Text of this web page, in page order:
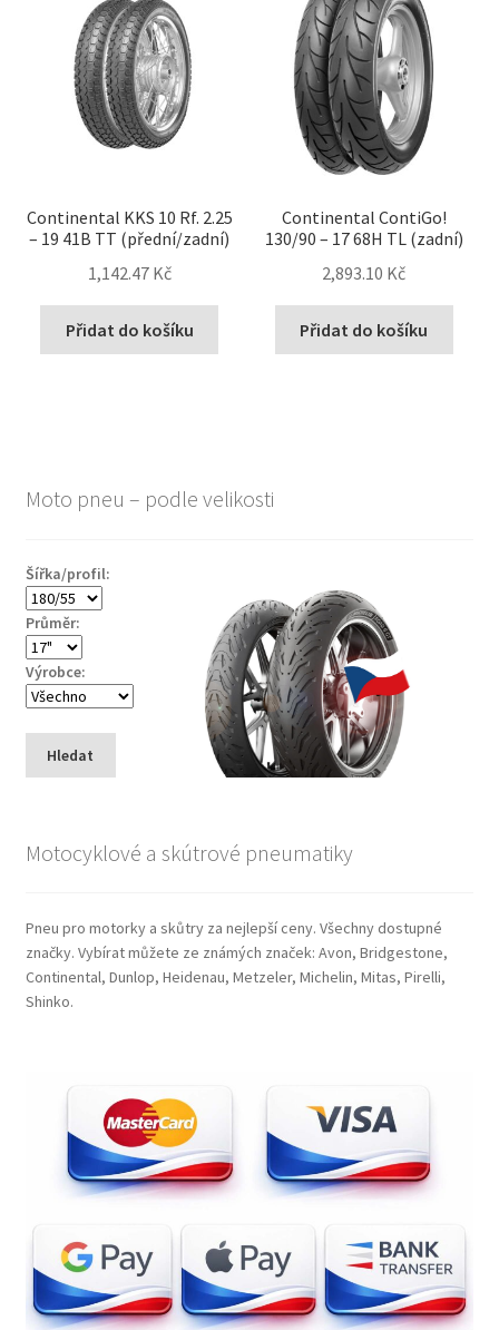
Continental KKS 10 Rf. 2.25
– 19 41B TT (přední/zadní)
1,142.47 Kč
Přidat do košíku
Continental ContiGo!
130/90 – 17 68H TL (zadní)
2,893.10 Kč
Přidat do košíku
Moto pneu – podle velikosti
Šířka/profil:
Průměr:
Výrobce:
Hledat
Motocyklové a skútrové pneumatiky
Pneu pro motorky a skůtry za nejlepší ceny. Všechny dostupné
značky. Vybírat můžete ze známých značek: Avon, Bridgestone,
Continental, Dunlop, Heidenau, Metzeler, Michelin, Mitas, Pirelli,
Shinko.